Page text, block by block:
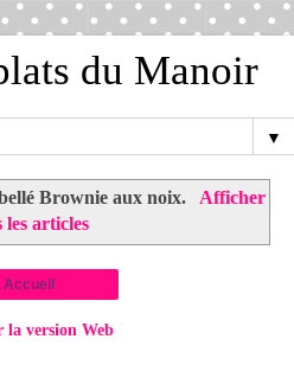
du Manoir
▼
Brownie aux noix.
Afficher
les articles
Accueil
la version Web